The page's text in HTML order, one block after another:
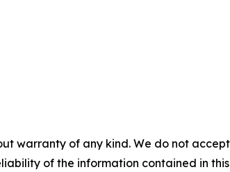
warranty of any kind. We do not
of the information contained in